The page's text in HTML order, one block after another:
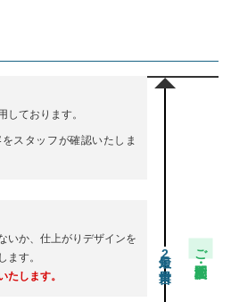
しております。
スタッフが確認いたしま
いか、仕上がりデザインを
ます。
たします。
2 ご注文・校正期間